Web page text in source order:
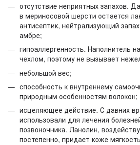
отсутствие неприятных запахов.
в мериносовой шерсти остается
антисептик, нейтрализующий
амбре;
гипоаллергенность. Наполнитель
чехлом, поэтому не вызывает
небольшой вес;
способность к внутреннему
природным особенностям волокон;
исцеляющее действие. С давних
использовали для лечения
позвоночника. Ланолин,
постепенно, придает коже